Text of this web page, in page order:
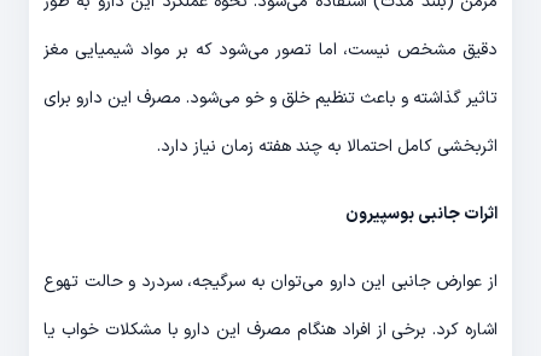
دقیق مشخص نیست، اما تصور می‌شود که بر مواد شیمیایی مغز
تاثیر گذاشته و باعث تنظیم خلق و خو می‌شود. مصرف این دارو برای
اثربخشی کامل احتمالا به چند هفته زمان نیاز دارد.
اثرات جانبی بوسپیرون
از عوارض جانبی این دارو می‌توان به سرگیجه، سردرد و حالت تهوع
اشاره کرد. برخی از افراد هنگام مصرف این دارو با مشکلات خواب یا